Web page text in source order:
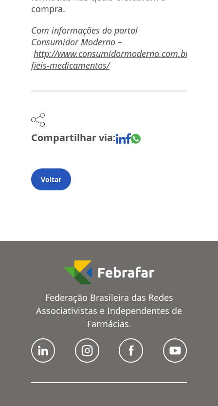
compra.
Com informações do portal
Consumidor Moderno –
http://www.consumidormoderno.com.br/
fieis-medicamentos/
Compartilhar via:
Voltar
Federação Brasileira das Redes
Associativistas e Independentes de
Farmácias.